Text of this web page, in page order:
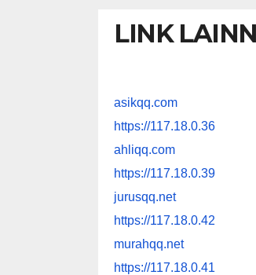
LINK
asikqq.com
https://117.18.0.36
ahliqq.com
https://117.18.0.39
jurusqq.net
https://117.18.0.42
murahqq.net
https://117.18.0.41